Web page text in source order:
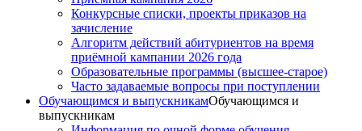
Конкурсные списки, проекты приказов на
зачисление
Алгоритм действий абитуриентов на время
приёмной кампании 2026 года
Образовательные программы (высшее-старое)
Часто задаваемые вопросы при поступлении
Обучающимся и выпускникамОбучающимся и
выпускникам